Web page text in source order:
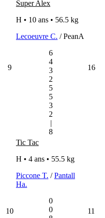
9
Super Alex
H • 10 ans • 56.5 kg
Lecoeuvre C. / PeanA
6
4
3
2
5
5
3
2
|
8
16
10
Tic Tac
H • 4 ans • 55.5 kg
Piccone T. /Pantall
Ha.
0
0
11